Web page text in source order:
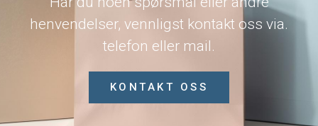
henvendelser, vennligst kontakt oss via.
telefon eller mail.
KONTAKT OSS